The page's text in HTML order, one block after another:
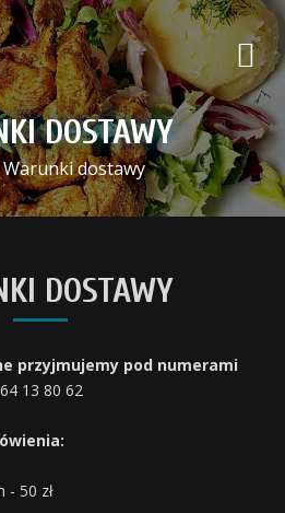
DOSTAWY
Warunki dostawy
DOSTAWY
przyjmujemy pod numerami
13 80 62
- 50 zł